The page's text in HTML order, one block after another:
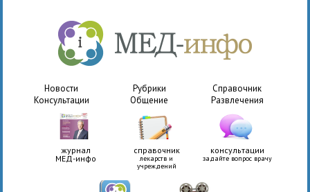
Новости Рубрики
Справочник
Консультации
Общение Развлечения
журнал
МЕД-инфо
справочник
лекарств и
учреждений
консультации
задайте вопрос врачу